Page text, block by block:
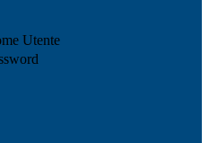
Utente